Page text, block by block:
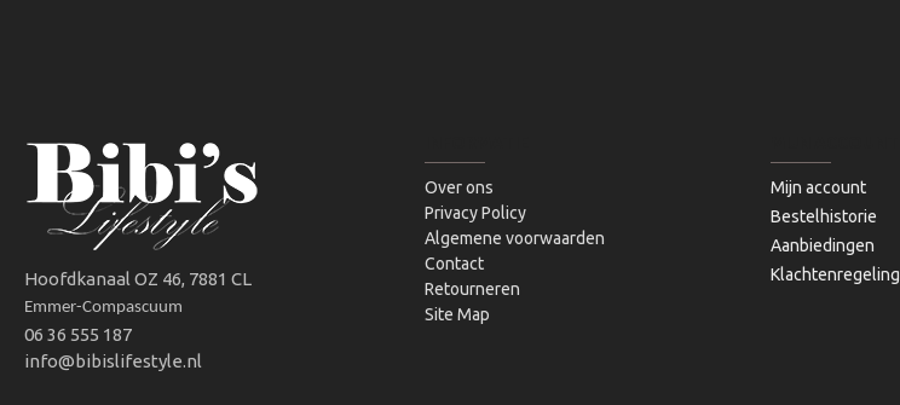
Hoofdkanaal OZ 46, 7881 CL
Emmer-Compascuum
06 36 555 187
info@bibislifestyle.nl
Over ons
Privacy Policy
Algemene voorwaarden
Contact
Retourneren
Site Map
Mijn account
Bestelhistorie
Aanbiedingen
Klachtenregeling